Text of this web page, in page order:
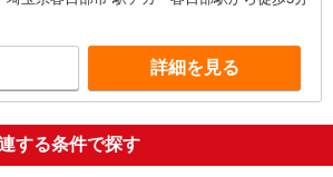
詳細を見る
する条件で探す